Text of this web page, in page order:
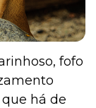
fofo
há de